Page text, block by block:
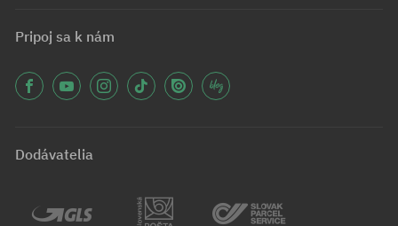
Pripoj sa k nám
Dodávatelia